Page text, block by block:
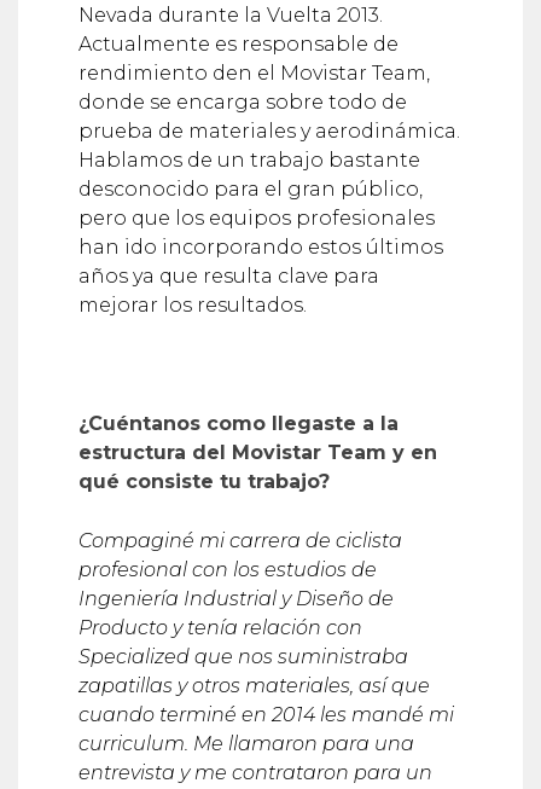
Nevada durante la Vuelta 2013.
Actualmente es responsable de
rendimiento den el Movistar Team,
donde se encarga sobre todo de
prueba de materiales y aerodinámica.
Hablamos de un trabajo bastante
desconocido para el gran público,
pero que los equipos profesionales
han ido incorporando estos últimos
años ya que resulta clave para
mejorar los resultados.
¿Cuéntanos como llegaste a la
estructura del Movistar Team y en
qué consiste tu trabajo?
Compaginé mi carrera de ciclista
profesional con los estudios de
Ingeniería Industrial y Diseño de
Producto y tenía relación con
Specialized que nos suministraba
zapatillas y otros materiales, asíque
cuando terminé en 2014 les mandé mi
curriculum. Me llamaron para una
entrevista y me contrataron para un